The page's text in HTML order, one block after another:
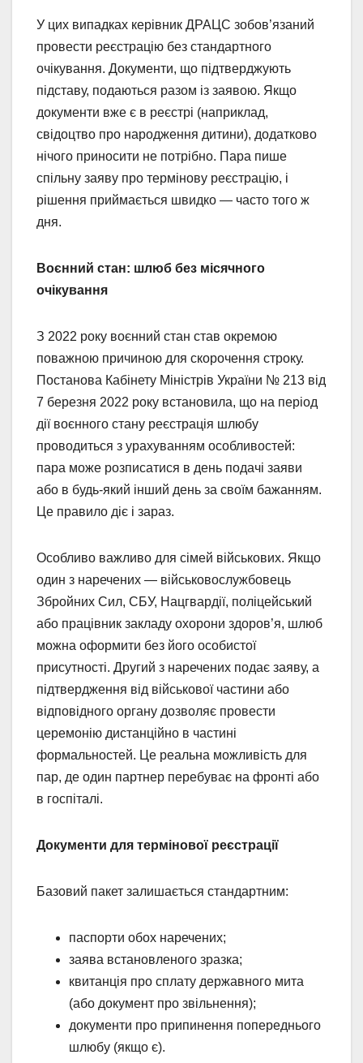
У цих випадках керівник ДРАЦС зобов’язаний
провести реєстрацію без стандартного
очікування. Документи, що підтверджують
підставу, подаються разом із заявою. Якщо
документи вже є в реєстрі (наприклад,
свідоцтво про народження дитини), додатково
нічого приносити не потрібно. Пара пише
спільну заяву про термінову реєстрацію, і
рішення приймається швидко — часто того ж
дня.
Воєнний стан: шлюб без місячного
очікування
З 2022 року воєнний стан став окремою
поважною причиною для скорочення строку.
Постанова Кабінету Міністрів України № 213 від
7 березня 2022 року встановила, що на період
дії воєнного стану реєстрація шлюбу
проводиться з урахуванням особливостей:
пара може розписатися в день подачі заяви
або в будь-який інший день за своїм бажанням.
Це правило діє і зараз.
Особливо важливо для сімей військових. Якщо
один з наречених — військовослужбовець
Збройних Сил, СБУ, Нацгвардії, поліцейський
або працівник закладу охорони здоров’я, шлюб
можна оформити без його особистої
присутності. Другий з наречених подає заяву, а
підтвердження від військової частини або
відповідного органу дозволяє провести
церемонію дистанційно в частині
формальностей. Це реальна можливість для
пар, де один партнер перебуває на фронті або
в госпіталі.
Документи для термінової реєстрації
Базовий пакет залишається стандартним:
паспорти обох наречених;
заява встановленого зразка;
квитанція про сплату державного мита
(або документ про звільнення);
документи про припинення попереднього
шлюбу (якщо є).